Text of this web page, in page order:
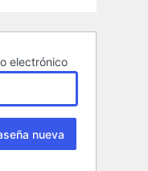
electrónico